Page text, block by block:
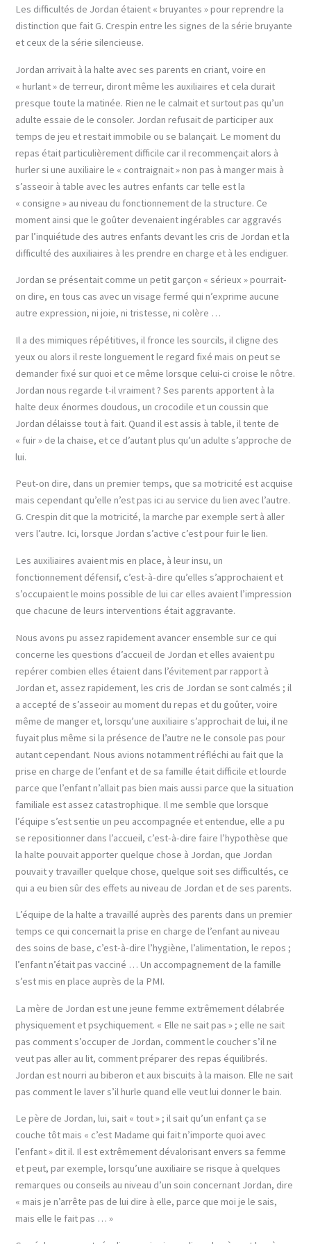
Les difficultés de Jordan étaient « bruyantes » pour reprendre la
distinction que fait G. Crespin entre les signes de la série bruyante
et ceux de la série silencieuse.
Jordan arrivait à la halte avec ses parents en criant, voire en
« hurlant » de terreur, diront même les auxiliaires et cela durait
presque toute la matinée. Rien ne le calmait et surtout pas qu’un
adulte essaie de le consoler. Jordan refusait de participer aux
temps de jeu et restait immobile ou se balançait. Le moment du
repas était particulièrement difficile car il recommençait alors à
hurler si une auxiliaire le « contraignait » non pas à manger mais à
s’asseoir à table avec les autres enfants car telle est la
« consigne » au niveau du fonctionnement de la structure. Ce
moment ainsi que le goûter devenaient ingérables car aggravés
par l’inquiétude des autres enfants devant les cris de Jordan et la
difficulté des auxiliaires à les prendre en charge et à les endiguer.
Jordan se présentait comme un petit garçon « sérieux » pourrait-
on dire, en tous cas avec un visage fermé qui n’exprime aucune
autre expression, ni joie, ni tristesse, ni colère …
Il a des mimiques répétitives, il fronce les sourcils, il cligne des
yeux ou alors il reste longuement le regard fixé mais on peut se
demander fixé sur quoi et ce même lorsque celui-ci croise le nôtre.
Jordan nous regarde t-il vraiment ? Ses parents apportent à la
halte deux énormes doudous, un crocodile et un coussin que
Jordan délaisse tout à fait. Quand il est assis à table, il tente de
« fuir » de la chaise, et ce d’autant plus qu’un adulte s’approche de
lui.
Peut-on dire, dans un premier temps, que sa motricité est acquise
mais cependant qu’elle n’est pas ici au service du lien avec l’autre.
G. Crespin dit que la motricité, la marche par exemple sert à aller
vers l’autre. Ici, lorsque Jordan s’active c’est pour fuir le lien.
Les auxiliaires avaient mis en place, à leur insu, un
fonctionnement défensif, c’est-à-dire qu’elles s’approchaient et
s’occupaient le moins possible de lui car elles avaient l’impression
que chacune de leurs interventions était aggravante.
Nous avons pu assez rapidement avancer ensemble sur ce qui
concerne les questions d’accueil de Jordan et elles avaient pu
repérer combien elles étaient dans l’évitement par rapport à
Jordan et, assez rapidement, les cris de Jordan se sont calmés ; il
a accepté de s’asseoir au moment du repas et du goûter, voire
même de manger et, lorsqu’une auxiliaire s’approchait de lui, il ne
fuyait plus même si la présence de l’autre ne le console pas pour
autant cependant. Nous avions notamment réfléchi au fait que la
prise en charge de l’enfant et de sa famille était difficile et lourde
parce que l’enfant n’allait pas bien mais aussi parce que la situation
familiale est assez catastrophique. Il me semble que lorsque
l’équipe s’est sentie un peu accompagnée et entendue, elle a pu
se repositionner dans l’accueil, c’est-à-dire faire l’hypothèse que
la halte pouvait apporter quelque chose à Jordan, que Jordan
pouvait y travailler quelque chose, quelque soit ses difficultés, ce
qui a eu bien sûr des effets au niveau de Jordan et de ses parents.
L’équipe de la halte a travaillé auprès des parents dans un premier
temps ce qui concernait la prise en charge de l’enfant au niveau
des soins de base, c’est-à-dire l’hygiène, l’alimentation, le repos ;
l’enfant n’était pas vacciné … Un accompagnement de la famille
s’est mis en place auprès de la PMI.
La mère de Jordan est une jeune femme extrêmement délabrée
physiquement et psychiquement. « Elle ne sait pas » ; elle ne sait
pas comment s’occuper de Jordan, comment le coucher s’il ne
veut pas aller au lit, comment préparer des repas équilibrés.
Jordan est nourri au biberon et aux biscuits à la maison. Elle ne sait
pas comment le laver s’il hurle quand elle veut lui donner le bain.
Le père de Jordan, lui, sait « tout » ; il sait qu’un enfant ça se
couche tôt mais « c’est Madame qui fait n’importe quoi avec
l’enfant » dit il. Il est extrêmement dévalorisant envers sa femme
et peut, par exemple, lorsqu’une auxiliaire se risque à quelques
remarques ou conseils au niveau d’un soin concernant Jordan, dire
« mais je n’arrête pas de lui dire à elle, parce que moi je le sais,
mais elle le fait pas … »